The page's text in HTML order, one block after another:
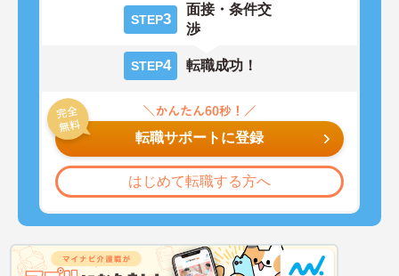
STEP3
面接・条件交
渉
STEP4 転職成功！
転職サポートに登録
はじめて転職する方へ